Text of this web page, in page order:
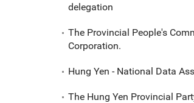
delegation
The Provincial People's
Corporation.
Hung Yen - National Data
The Hung Yen Provincial